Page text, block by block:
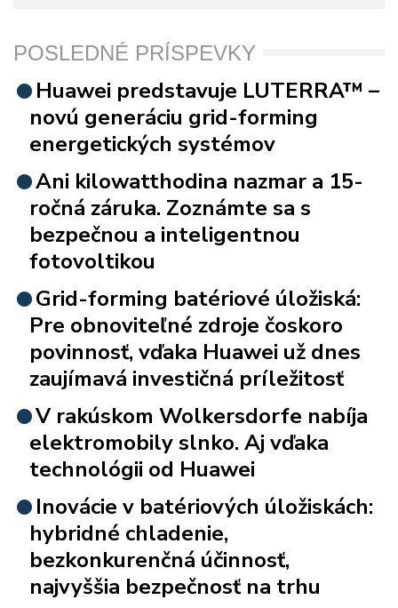
POSLEDNÉ PRÍSPEVKY
Huawei predstavuje LUTERRA™ –
novú generáciu grid-forming
energetických systémov
Ani kilowatthodina nazmar a 15-
ročná záruka. Zoznámte sa s
bezpečnou a inteligentnou
fotovoltikou
Grid-forming batériové úložiská:
Pre obnoviteľné zdroje čoskoro
povinnosť, vďaka Huawei už dnes
zaujímavá investičná príležitosť
V rakúskom Wolkersdorfe nabíja
elektromobily slnko. Aj vďaka
technológii od Huawei
Inovácie v batériových úložiskách:
hybridné chladenie,
bezkonkurenčná účinnosť,
najvyššia bezpečnosť na trhu